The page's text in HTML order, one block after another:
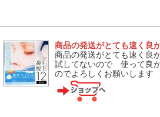
商品の発送がとても速く良
商品の発送がとても速く良
試してないので 使って良
のでよろしくお願いします